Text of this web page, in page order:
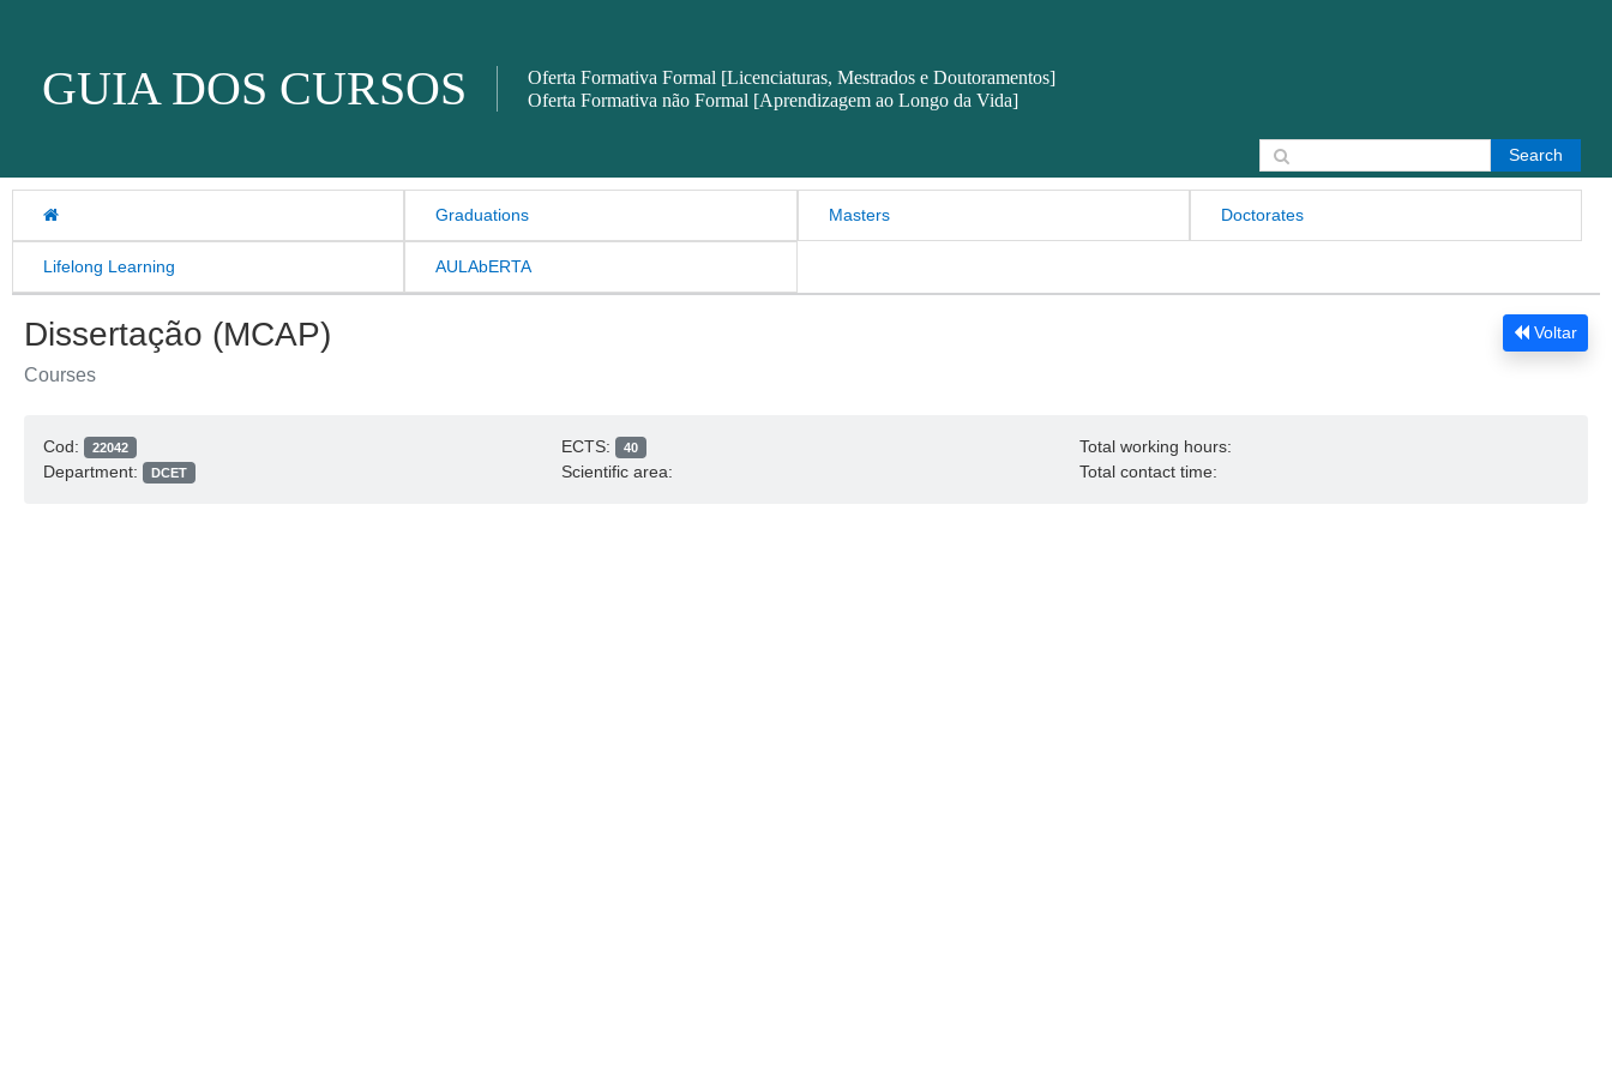
GUIA DOS CURSOS
Oferta Formativa Formal [Licenciaturas, Mestrados e Doutoramentos]
Oferta Formativa não Formal [Aprendizagem ao Longo da Vida]
Graduations Masters Doctorates
Lifelong Learning AULAbERTA
Search for:
Voltar
Dissertação (MCAP)
Courses
Cod: 22042
Department: DCET
ECTS: 40
Scientific area:
Total working hours:
Total contact time: